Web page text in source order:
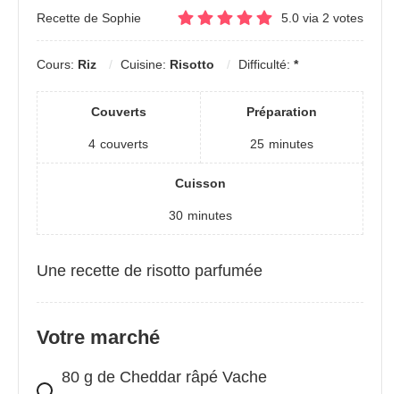
Recette de Sophie 5.0 via 2 votes
Cours: Riz Cuisine: Risotto Difficulté: *
Couverts
4 couverts
Préparation
25 minutes
Cuisson
30 minutes
Une recette de risotto parfumée
Votre marché
80 g de Cheddar râpé Vache